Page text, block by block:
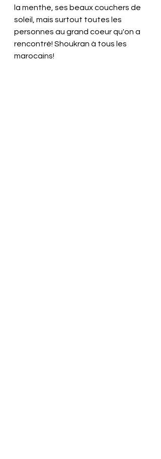
la menthe, ses beaux couchers de
soleil, mais surtout toutes les
personnes au grand coeur qu'on a
rencontré! Shoukran à tous les
marocains!